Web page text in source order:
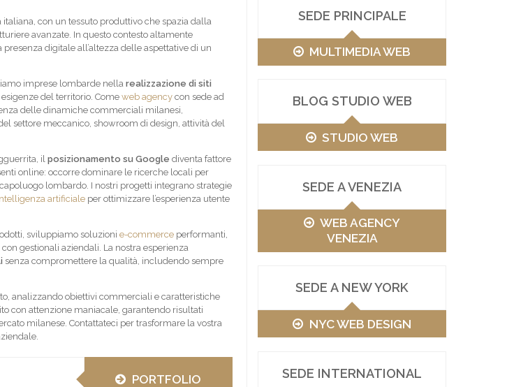
SEDE PRINCIPALE
MULTIMEDIA WEB
BLOG STUDIO WEB
STUDIO WEB
SEDE A VENEZIA
WEB AGENCY
VENEZIA
SEDE A NEW YORK
NYC WEB DESIGN
SEDE INTERNATIONAL
con un tessuto produttivo che spazia dalla
avanzate. In questo contesto altamente
digitale all’altezza delle aspettative di un
imprese lombarde nella realizzazione di siti
del territorio. Come web agencycon sede ad
delle dinamiche commerciali milanesi,
settore meccanico, showroom di design, attività del
il posizionamento su Google diventa fattore
online: occorre dominare le ricerche locali per
lombardo. I nostri progetti integrano strategie
artificialeper ottimizzare l’esperienza utente
sviluppiamo soluzioni e-commerceperformanti,
gestionali aziendali. La nostra esperienza
senza compromettere la qualità, includendo sempre
analizzando obiettivi commerciali e caratteristiche
con attenzione maniacale, garantendo risultati
milanese. Contattateci per trasformare la vostra
PORTFOLIO